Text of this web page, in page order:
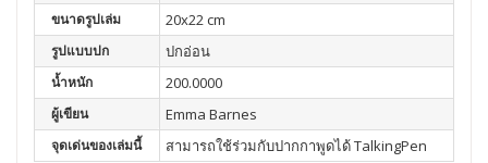
ขนาดรูปเล่ม 20x22 cm
รูปแบบปก ปกอ่อน
น้ำหนัก 200.0000
ผู้เขียน Emma Barnes
จุดเด่นของเล่มนี้ สามารถใช้ร่วมกับปากกาพูดได้ TalkingPen